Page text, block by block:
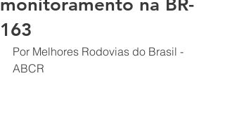
monitoramento na BR-
163
Por Melhores Rodovias do Brasil -
ABCR